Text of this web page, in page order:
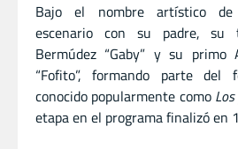
Bajo el nombre artístico de
escenario con su padre, su
Bermúdez “Gaby” y su primo
“Fofito”, formando parte del
conocido popularmente como
etapa en el programa finalizó en